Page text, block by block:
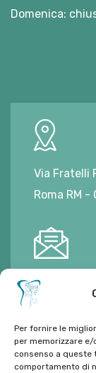
Per fornire le
per memorizzare
consenso a queste
comportamento di
Domenica:
Via Fratelli
Roma RM
E-mail:
Tel:06